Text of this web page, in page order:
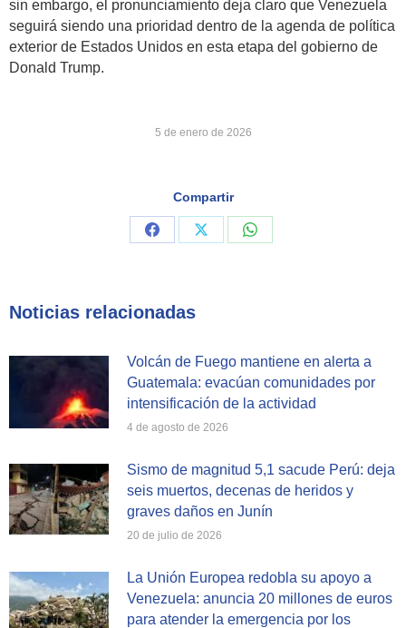
sin embargo, el pronunciamiento deja claro que Venezuela
seguirá siendo una prioridad dentro de la agenda de política
exterior de Estados Unidos en esta etapa del gobierno de
Donald Trump.
5 de enero de 2026
Compartir
Share
Share
Share
Noticias relacionadas
Volcán de Fuego mantiene en alerta a
Guatemala: evacúan comunidades por
intensificación de la actividad
4 de agosto de 2026
Sismo de magnitud 5,1 sacude Perú: deja
seis muertos, decenas de heridos y
graves daños en Junín
20 de julio de 2026
La Unión Europea redobla su apoyo a
Venezuela: anuncia 20 millones de euros
para atender la emergencia por los